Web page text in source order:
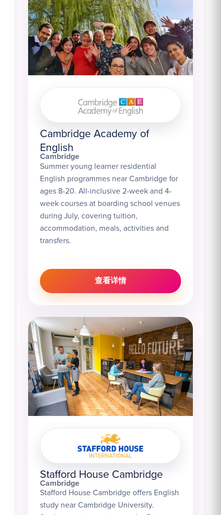
Cambridge Academy of
English
Cambridge
Summer young learner residential
English programmes near Cambridge for
ages 8-20. All-inclusive 2-week and 4-
week courses at boarding school venues
during July, covering tuition,
accommodation, meals, activities and
transfers.
查看详情
Stafford House Cambridge
Cambridge
Stafford House Cambridge offers English
study near Cambridge University.